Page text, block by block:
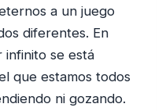
a un juego
diferentes. En
infinito se está
que estamos todos
ni gozando.